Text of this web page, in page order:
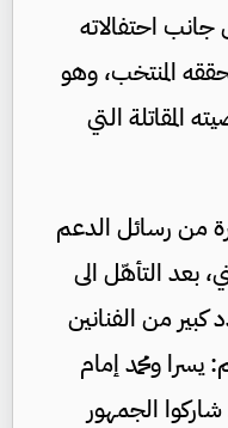
جانب احتفالاته
المنتخب، وهو
المقاتلة التي
من رسائل الدعم
بعد التأهّل الى
من الفنانين
يسرا ومحمد إمام
الجمهور